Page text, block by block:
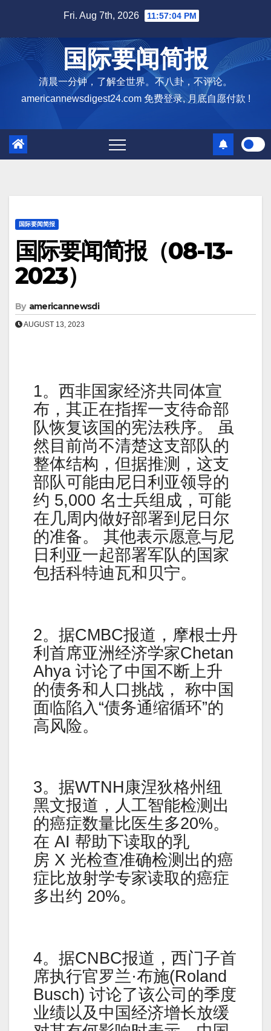
content
Fri. Aug 7th, 2026 11:57:05 PM
国际要闻简报
清晨一分钟，了解全世界。不八卦，不评论。
americannewsdigest24.com 免费登录, 月底自愿付款 !
国际要闻简报
国际要闻简报（08-13-
2023）
By americannewsdi
AUGUST 13, 2023
1。西非国家经济共同体宣
布，其正在指挥一支待命部
队恢复该国的宪法秩序。 虽
然目前尚不清楚这支部队的
整体结构，但据推测，这支
部队可能由尼日利亚领导的
约 5,000 名士兵组成，可能
在几周内做好部署到尼日尔
的准备。 其他表示愿意与尼
日利亚一起部署军队的国家
包括科特迪瓦和贝宁。
2。据CMBC报道，摩根士丹
利首席亚洲经济学家Chetan
Ahya 讨论了中国不断上升
的债务和人口挑战， 称中国
面临陷入“债务通缩循环”的
高风险。
3。据WTNH康涅狄格州纽
黑文报道，人工智能检测出
的癌症数量比医生多20%。
在 AI 帮助下读取的乳
房 X 光检查准确检测出的癌
症比放射学专家读取的癌症
多出约 20%。
4。据CNBC报道，西门子首
席执行官罗兰·布施(Roland
Busch) 讨论了该公司的季度
业绩以及中国经济增长放缓